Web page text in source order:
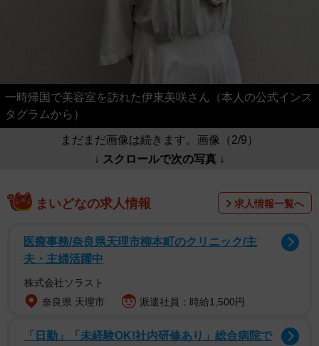
一時帰国で美容室を訪れた伊東美咲さん（本人の公式インス
タグラムから）
まだまだ画像は続きます。画像（2/9）
↓ スクロールで次の写真 ↓
まいどなの求人情報 求人情報一覧へ
医療事務/奈良県天理市柳本町のクリニック/主
夫・主婦活躍中
株式会社ソラスト
奈良県 天理市
派遣社員：時給1,500円
「日勤」「未経験OK!社内研修あり」総合病院で